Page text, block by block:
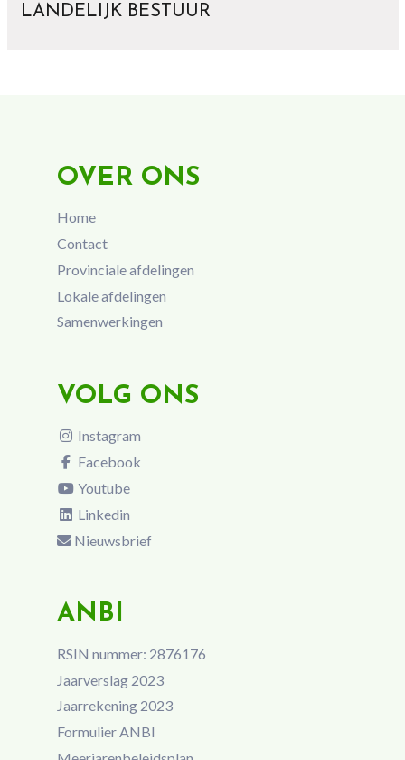
LANDELIJK BESTUUR
OVER ONS
Home
Contact
Provinciale afdelingen
Lokale afdelingen
Samenwerkingen
VOLG ONS
Instagram
Facebook
Youtube
Linkedin
Nieuwsbrief
ANBI
RSIN nummer: 2876176
Jaarverslag 2023
Jaarrekening 2023
Formulier ANBI